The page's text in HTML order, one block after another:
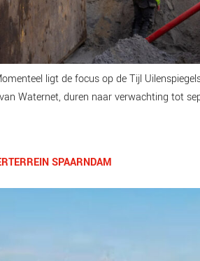
ligt de focus op de Tijl
Waternet, duren naar verwachting tot
SPAARNDAM